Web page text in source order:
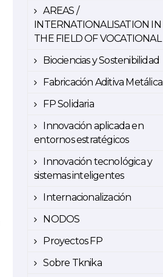
AREAS /
INTERNATIONALISATION IN
THE FIELD OF VOCATIONAL
Biociencias y Sostenibilidad
Fabricación Aditiva Metálica
FP Solidaria
Innovación aplicada en
entornos estratégicos
Innovación tecnológica y
sistemas inteligentes
Internacionalización
NODOS
Proyectos FP
Sobre Tknika